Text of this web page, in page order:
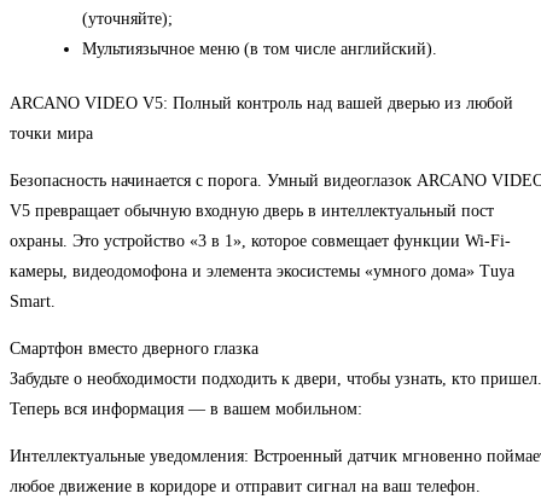
(уточняйте);
Мультиязычное меню (в том числе английский).
ARCANO VIDEO V5: Полный контроль над вашей дверью из любой
точки мира
Безопасность начинается с порога. Умный видеоглазок ARCANO
V5 превращает обычную входную дверь в интеллектуальный пост
охраны. Это устройство «3 в 1», которое совмещает функции Wi-Fi-
камеры, видеодомофона и элемента экосистемы «умного дома» Tuya
Smart.
Смартфон вместо дверного глазка
Забудьте о необходимости подходить к двери, чтобы узнать, кто пришел.
Теперь вся информация — в вашем мобильном:
Интеллектуальные уведомления: Встроенный датчик мгновенно
любое движение в коридоре и отправит сигнал на ваш телефон.